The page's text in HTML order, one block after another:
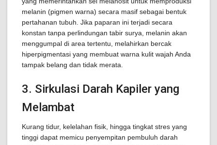
melanin (pigmen warna) secara masif sebagai bentuk
pertahanan tubuh. Jika paparan ini terjadi secara
konstan tanpa perlindungan tabir surya, melanin akan
menggumpal di area tertentu, melahirkan bercak
hiperpigmentasi yang membuat warna kulit wajah Anda
tampak belang dan tidak merata.
3. Sirkulasi Darah Kapiler yang
Melambat
Kurang tidur, kelelahan fisik, hingga tingkat stres yang
tinggi dapat memicu penyempitan pembuluh darah